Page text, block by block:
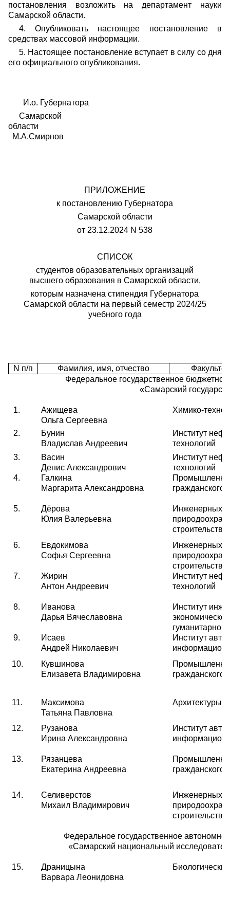
постановления возложить на департамент науки
Самарской области.
4. Опубликовать настоящее постановление в
средствах массовой информации.
5. Настоящее постановление вступает в силу со дня
его официального опубликования.
И.о. Губернатора
Самарской
области
М.А.Смирнов
ПРИЛОЖЕНИЕ
к постановлению Губернатора
Самарской области
от 23.12.2024 N 538
СПИСОК
студентов образовательных организаций
высшего образования в Самарской области,
которым назначена стипендия Губернатора
Самарской области на первый семестр 2024/25
учебного года
N п/п Фамилия, имя, отчество
Федеральное государственное
«Самарский
1.
Ажищева
Ольга Сергеевна
Химико-
2.
Бунин
Владислав Андреевич
Институт
технологий
3.
Васин
Денис Александрович
Институт
технологий
4.
Галкина
Маргарита Александровна
гражданского
5.
Дёрова
Юлия Валерьевна
Инженерных
строительства
6.
Евдокимова
Софья Сергеевна
Инженерных
строительства
7.
Жирин
Антон Андреевич
Институт
технологий
8.
Иванова
Дарья Вячеславовна
Институт
9.
Исаев
Андрей Николаевич
Институт
10.
Кувшинова
Елизавета Владимировна
гражданского
11.
Максимова
Татьяна Павловна
Архитектуры
12.
Рузанова
Ирина Александровна
Институт
13.
Рязанцева
Екатерина Андреевна
гражданского
14.
Селиверстов
Михаил Владимирович
Инженерных
строительства
Федеральное государственное
«Самарский национальный
15.
Драницына
Варвара Леонидовна
Биологический